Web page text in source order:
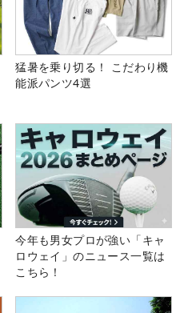
猛暑を乗り切る！ こだわり機
能派パンツ4選
今年も男女プロが強い「キャ
ロウェイ」のニュース一覧は
こちら！